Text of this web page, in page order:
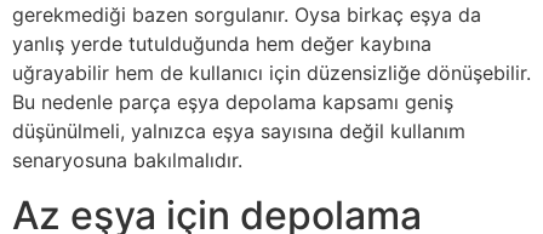
gerekmediği bazen sorgulanır. Oysa birkaç eşya da
yanlış yerde tutulduğunda hem değer kaybına
uğrayabilir hem de kullanıcı için düzensizliğe dönüşebilir.
Bu nedenle parça eşya depolama kapsamı geniş
düşünülmeli, yalnızca eşya sayısına değil kullanım
senaryosuna bakılmalıdır.
Az eşya için depolama